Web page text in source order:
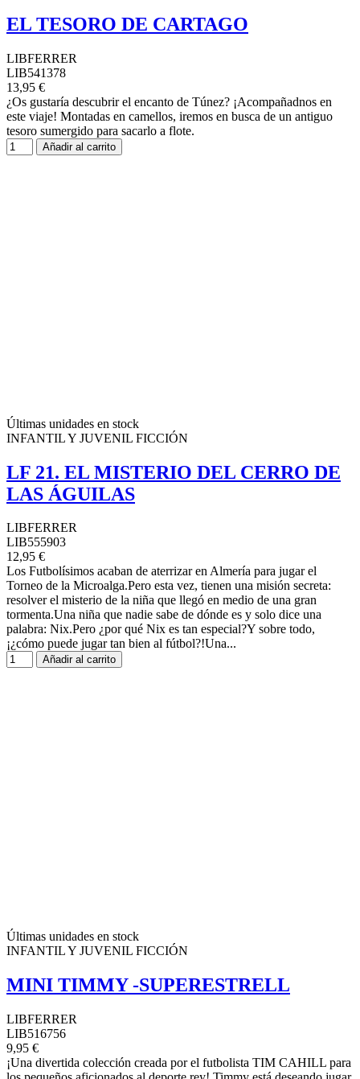
EL TESORO DE CARTAGO
LIBFERRER
LIB541378
13,95 €
¿Os gustaría descubrir el encanto de Túnez? ¡Acompañadnos en
este viaje! Montadas en camellos, iremos en busca de un antiguo
tesoro sumergido para sacarlo a flote.
Añadir al carrito
Últimas unidades en stock
INFANTIL Y JUVENIL FICCIÓN
LF 21. EL MISTERIO DEL CERRO DE
LAS ÁGUILAS
LIBFERRER
LIB555903
12,95 €
Los Futbolísimos acaban de aterrizar en Almería para jugar el
Torneo de la Microalga.Pero esta vez, tienen una misión secreta:
resolver el misterio de la niña que llegó en medio de una gran
tormenta.Una niña que nadie sabe de dónde es y solo dice una
palabra: Nix.Pero ¿por qué Nix es tan especial?Y sobre todo,
¡¿cómo puede jugar tan bien al fútbol?!Una...
Añadir al carrito
Últimas unidades en stock
INFANTIL Y JUVENIL FICCIÓN
MINI TIMMY -SUPERESTRELL
LIBFERRER
LIB516756
9,95 €
¡Una divertida colección creada por el futbolista TIM CAHILL para